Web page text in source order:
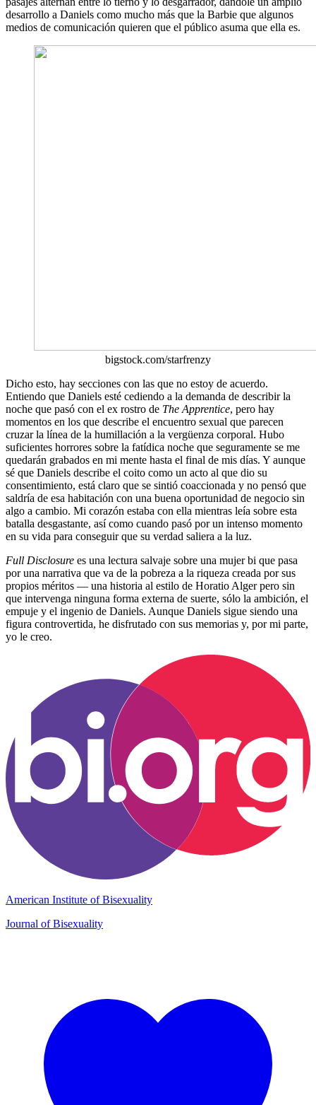
desarrollo a Daniels como mucho más que la Barbie que algunos
medios de comunicación quieren que el público asuma que ella es.
bigstock.com/starfrenzy
Dicho esto, hay secciones con las que no estoy de acuerdo.
Entiendo que Daniels esté cediendo a la demanda de describir la
noche que pasó con el ex rostro de The Apprentice, pero hay
momentos en los que describe el encuentro sexual que parecen
cruzar la línea de la humillación a la vergüenza corporal. Hubo
suficientes horrores sobre la fatídica noche que seguramente se me
quedarán grabados en mi mente hasta el final de mis días. Y aunque
sé que Daniels describe el coito como un acto al que dio su
consentimiento, está claro que se sintió coaccionada y no pensó que
saldría de esa habitación con una buena oportunidad de negocio sin
algo a cambio. Mi corazón estaba con ella mientras leía sobre esta
batalla desgastante, así como cuando pasó por un intenso momento
en su vida para conseguir que su verdad saliera a la luz.
Full Disclosure es una lectura salvaje sobre una mujer bi que pasa
por una narrativa que va de la pobreza a la riqueza creada por sus
propios méritos — una historia al estilo de Horatio Alger pero sin
que intervenga ninguna forma externa de suerte, sólo la ambición, el
empuje y el ingenio de Daniels. Aunque Daniels sigue siendo una
figura controvertida, he disfrutado con sus memorias y, por mi parte,
yo le creo.
American Institute of Bisexuality
Journal of Bisexuality